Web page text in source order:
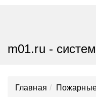
m01.ru -
Главная